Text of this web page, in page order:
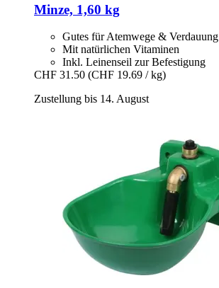
Minze, 1,60 kg
Gutes für Atemwege & Verdauung
Mit natürlichen Vitaminen
Inkl. Leinenseil zur Befestigung
CHF 31.50 (CHF 19.69 / kg)
Zustellung bis 14. August